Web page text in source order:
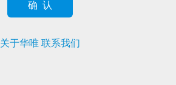
关于华唯联系我们